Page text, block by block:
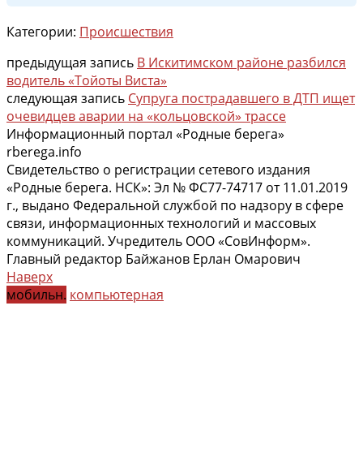
Категории: Происшествия
предыдущая запись В Искитимском районе разбился
водитель «Тойоты Виста»
следующая запись Супруга пострадавшего в ДТП ищет
очевидцев аварии на «кольцовской» трассе
Информационный портал «Родные берега»
rberega.info
Свидетельство о регистрации сетевого издания
«Родные берега. НСК»: Эл № ФС77-74717 от 11.01.2019
г., выдано Федеральной службой по надзору в сфере
связи, информационных технологий и массовых
коммуникаций. Учредитель ООО «СовИнформ».
Главный редактор Байжанов Ерлан Омарович
Наверх
мобильн. компьютерная